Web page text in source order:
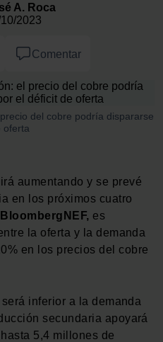
A. Roca
10/2023
Comentar
del cobre podría dispararse
oferta
aumentando y se prevé
en los próximos cuatro
BloombergNEF, es
la oferta y la demanda
en los precios del cobre
inferior a la demanda
secundaria apoyará
5,4 millones de